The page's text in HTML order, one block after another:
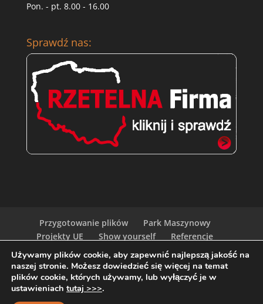
Pon. - pt. 8.00 - 16.00
Sprawdź nas:
Przygotowanie plików
Park Maszynowy
Projekty UE
Show yourself
Referencje
Kariera w Globart Print
Zamów Próbki
Ceny
Polityka
Używamy plików cookie, aby zapewnić najlepszą jakość na
naszej stronie. Możesz dowiedzieć się więcej na temat
plików cookie, których używamy, lub wyłączyć je w
ustawieniach tutaj >>>.